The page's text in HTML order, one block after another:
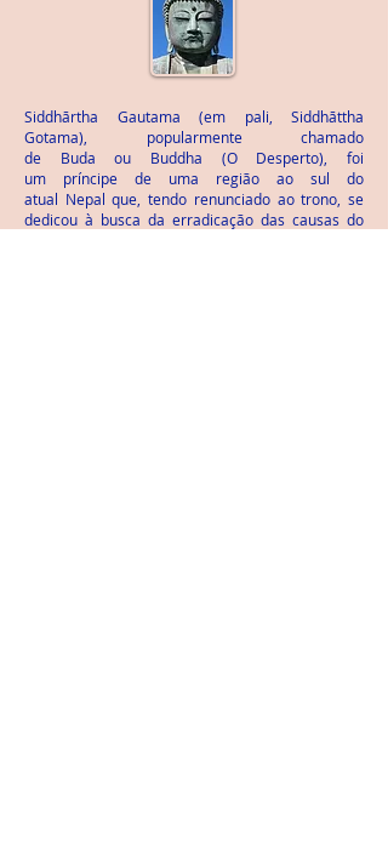
Siddhārtha Gautama (em pali, Siddhāttha
Gotama), popularmente chamado
de Buda ou Buddha (O Desperto), foi
um príncipe de uma região ao sul do
atual Nepal que, tendo renunciado ao trono, se
dedicou à busca da erradicação das causas do